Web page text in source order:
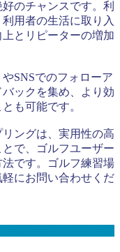
のチャンスです。利
用者の生活に取り入
とリピーターの増加
SNSでのフォローア
ックを集め、より効
も可能です。
ングは、実用性の高
で、ゴルフユーザー
です。ゴルフ練習場
にお問い合わせくだ
グとは？メリット３